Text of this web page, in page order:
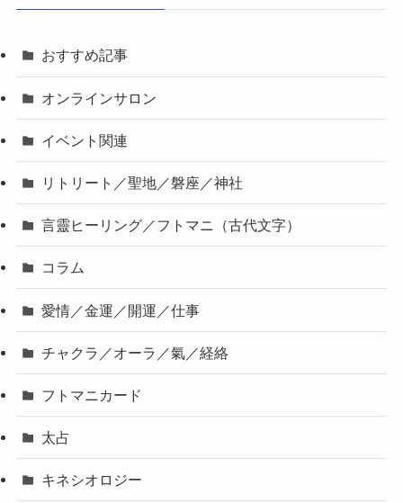
おすすめ記事
オンラインサロン
イベント関連
リトリート／聖地／磐座／神社
言靈ヒーリング／フトマニ（古代文字）
コラム
愛情／金運／開運／仕事
チャクラ／オーラ／氣／経絡
フトマニカード
太占
キネシオロジー